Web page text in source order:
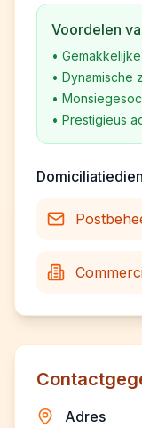
Voordelen
•
• Dynamische
•
• Prestigieus
Adres